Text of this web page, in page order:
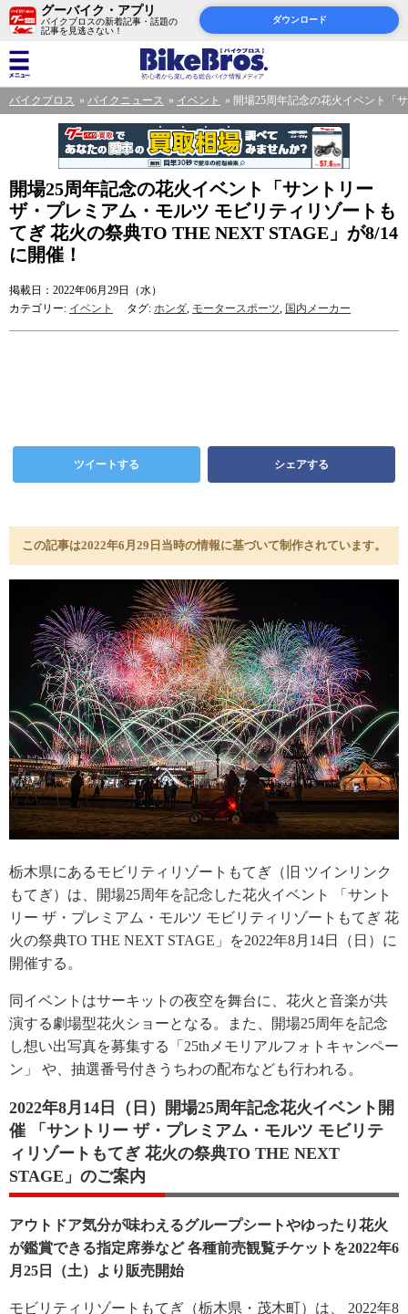
グーバイク・アプリ
バイクブロスの新着記事・話題の
記事を見逃さない！
ダウンロード
バイクブロス バイクニュース イベント 開場25周年記念の花火イベント「
開場25周年記念の花火イベント「サントリー
ザ・プレミアム・モルツ モビリティリゾートも
てぎ 花火の祭典TO THE NEXT STAGE」が8/14
に開催！
掲載日：2022年06月29日（水）
カテゴリー: イベント タグ: ホンダ, モータースポーツ, 国内メーカー
ツイートする シェアする
この記事は2022年6月29日当時の情報に基づいて制作されています。
栃木県にあるモビリティリゾートもてぎ（旧 ツインリンク
もてぎ）は、開場25周年を記念した花火イベント 「サント
リー ザ・プレミアム・モルツ モビリティリゾートもてぎ 花
火の祭典TO THE NEXT STAGE」を2022年8月14日（日）に
開催する。
同イベントはサーキットの夜空を舞台に、花火と音楽が共
演する劇場型花火ショーとなる。また、開場25周年を記念
し想い出写真を募集する「25thメモリアルフォトキャンペー
ン」 や、抽選番号付きうちわの配布なども行われる。
2022年8月14日（日）開場25周年記念花火イベント開
催 「サントリー ザ・プレミアム・モルツ モビリテ
ィリゾートもてぎ 花火の祭典TO THE NEXT
STAGE」のご案内
アウトドア気分が味わえるグループシートやゆったり花火
が鑑賞できる指定席券など 各種前売観覧チケットを2022年6
月25日（土）より販売開始
モビリティリゾートもてぎ（栃木県・茂木町）は、 2022年8